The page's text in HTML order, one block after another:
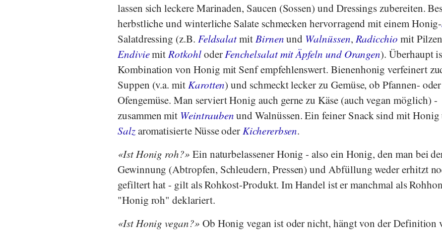
lassen sich leckere Marinaden, Saucen (Sossen) und Dressings zubereiten.
herbstliche und winterliche Salate schmecken hervorragend mit einem Honig-
Salatdressing (z.B. FeldsalatmitBirnenund Walnüssen,Radicchio mit
EndiviemitRotkohloderFenchelsalat mit Äpfeln und Orangen). Überhaupt
Kombination von Honig mit Senf empfehlenswert. Bienenhonig verfeinert
Suppen (v.a. mitKarotten) und schmeckt lecker zu Gemüse, ob Pfannen- oder
Ofengemüse. Man serviert Honig auch gerne zu Käse (auch vegan möglich) -
zusammen mit Weintraubenund Walnüssen. Ein feiner Snack sind mit Honig
Salzaromatisierte Nüsse oderKichererbsen.
Ist Honig roh? Ein naturbelassener Honig - also ein Honig, den man bei
Gewinnung (Abtropfen, Schleudern, Pressen) und Abfüllung weder erhitzt
gefiltert hat - gilt als Rohkost-Produkt. Im Handel ist er manchmal als
"Honig roh" deklariert.
Ist Honig vegan?
Ob Honig vegan ist oder nicht, hängt von der Definition